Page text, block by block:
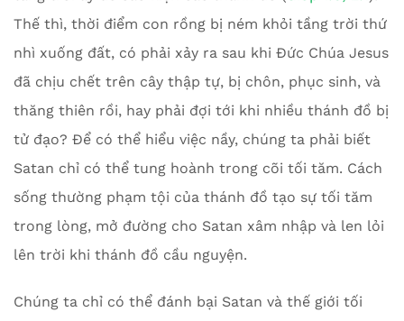
Thế thì, thời điểm con rồng bị ném khỏi tầng trời thứ
nhì xuống đất, có phải xảy ra sau khi Đức Chúa Jesus
đã chịu chết trên cây thập tự, bị chôn, phục sinh, và
thăng thiên rồi, hay phải đợi tới khi nhiều thánh đồ bị
tử đạo? Để có thể hiểu việc nầy, chúng ta phải biết
Satan chỉ có thể tung hoành trong cõi tối tăm. Cách
sống thường phạm tội của thánh đồ tạo sự tối tăm
trong lòng, mở đường cho Satan xâm nhập và len lỏi
lên trời khi thánh đồ cầu nguyện.
Chúng ta chỉ có thể đánh bại Satan và thế giới tối